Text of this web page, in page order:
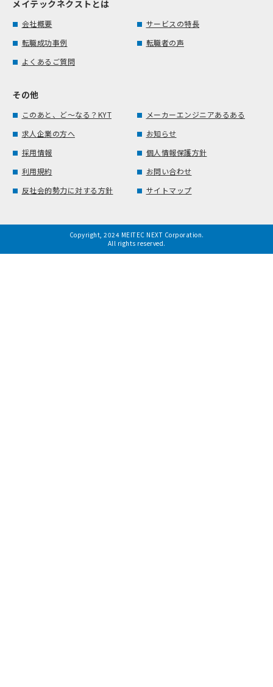
メイテックネクストとは
会社概要
サービスの特長
転職成功事例
転職者の声
よくあるご質問
その他
このあと、ど～なる？KYT
メーカーエンジニアあるある
求人企業の方へ
お知らせ
採用情報
個人情報保護方針
利用規約
お問い合わせ
反社会的勢力に対する方針
サイトマップ
Copyright, 2024 MEITEC NEXT Corporation.
All rights reserved.